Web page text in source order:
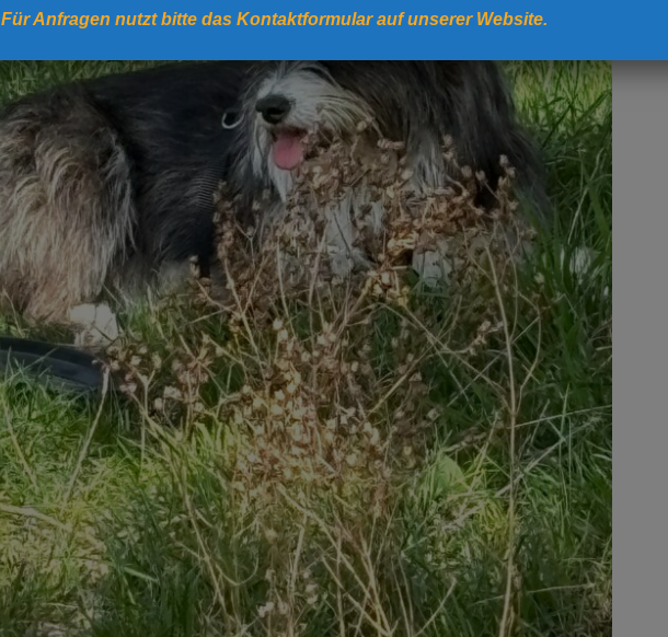
Für Anfragen nutzt bitte das Kontaktformular auf unserer Website.